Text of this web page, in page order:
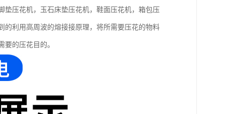
垫压花机，玉石床垫压花机，鞋面压花机，箱包压
的利用高周波的熔接接原理，将所需要压花的物料
的压花目的。